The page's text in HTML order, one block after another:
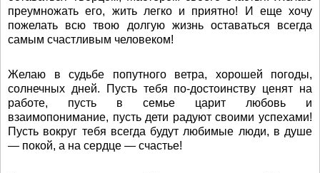
преумножать его, жить легко и приятно! И еще хочу
пожелать всю твою долгую жизнь оставаться всегда
самым счастливым человеком!
Желаю в судьбе попутного ветра, хорошей погоды,
солнечных дней. Пусть тебя по-достоинству ценят на
работе, пусть в семье царит любовь и
взаимопонимание, пусть дети радуют своими успехами!
Пусть вокруг тебя всегда будут любимые люди, в душе
— покой, а на сердце — счастье!